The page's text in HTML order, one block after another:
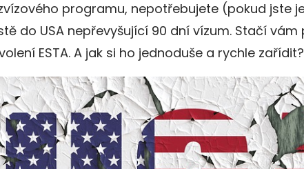
programu, nepotřebujete (pokud jste
do USA nepřevyšující 90 dní vízum. Stačí
ESTA. A jak si ho jednoduše a rychle zařídit?